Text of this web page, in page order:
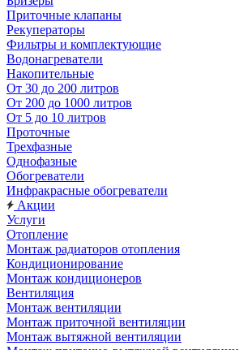
Приточные клапаны
Рекуператоры
Фильтры и комплектующие
Водонагреватели
Накопительные
От 30 до 200 литров
От 200 до 1000 литров
От 5 до 10 литров
Проточные
Трехфазные
Однофазные
Обогреватели
Инфракрасные обогреватели
Акции
Услуги
Отопление
Монтаж радиаторов отопления
Кондиционирование
Монтаж кондиционеров
Вентиляция
Монтаж вентиляции
Монтаж приточной вентиляции
Монтаж вытяжной вентиляции